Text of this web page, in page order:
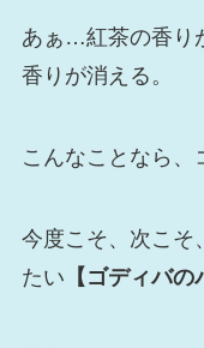
あぁ…紅茶の香り
香りが消える。
こんなことなら、
今度こそ、次こそ
たい 【ゴディバの